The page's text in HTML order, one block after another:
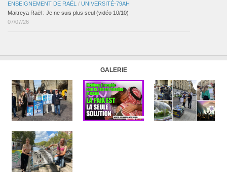
ENSEIGNEMENT DE RAËL / UNIVERSITÉ-79AH
Maitreya Raël : Je ne suis plus seul (vidéo 10/10)
07/07/26
GALERIE